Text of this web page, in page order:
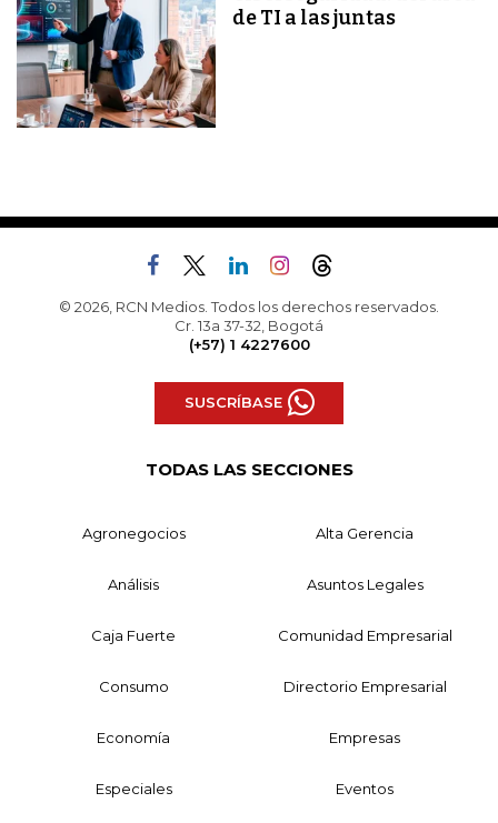
de TI a las juntas
© 2026, RCN Medios. Todos los derechos reservados.
Cr. 13a 37-32, Bogotá
(+57) 1 4227600
SUSCRÍBASE
TODAS LAS SECCIONES
Agronegocios Alta Gerencia
Análisis Asuntos Legales
Caja Fuerte Comunidad Empresarial
Consumo Directorio Empresarial
Economía Empresas
Especiales Eventos